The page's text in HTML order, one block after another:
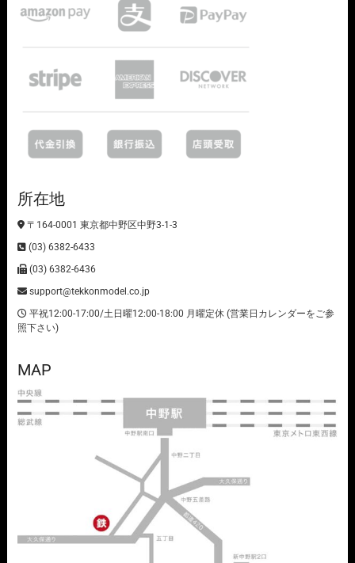
所在地
〒164-0001 東京都中野区中野3-1-3
(03) 6382-6433
(03) 6382-6436
support@tekkonmodel.co.jp
平祝12:00-17:00/土日曜12:00-18:00 月曜定休 (営業日カレンダーをご参
照下さい)
MAP